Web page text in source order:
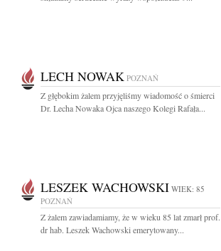
LECH NOWAK POZNAŃ
Z głębokim żalem przyjęliśmy wiadomość o śmierci
Dr. Lecha Nowaka Ojca naszego Kolegi Rafała...
LESZEK WACHOWSKI WIEK: 85
POZNAŃ
Z żalem zawiadamiamy, że w wieku 85 lat zmarł prof.
dr hab. Leszek Wachowski emerytowany...